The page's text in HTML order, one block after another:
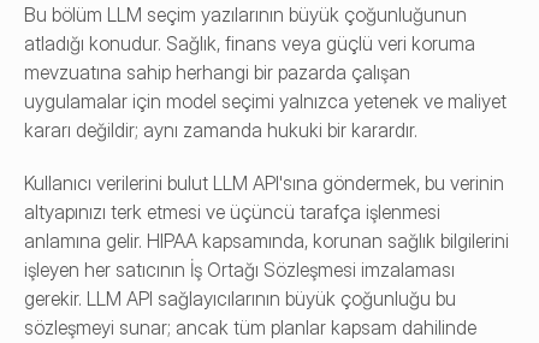
Bu bölüm LLM seçim yazılarının büyük çoğunluğunun
atladığı konudur. Sağlık, finans veya güçlü veri koruma
mevzuatına sahip herhangi bir pazarda çalışan
uygulamalar için model seçimi yalnızca yetenek ve maliyet
kararı değildir; aynı zamanda hukuki bir karardır.
Kullanıcı verilerini bulut LLM API'sına göndermek, bu verinin
altyapınızı terk etmesi ve üçüncü tarafça işlenmesi
anlamına gelir. HIPAA kapsamında, korunan sağlık bilgilerini
işleyen her satıcının İş Ortağı Sözleşmesi imzalaması
gerekir. LLM API sağlayıcılarının büyük çoğunluğu bu
sözleşmeyi sunar; ancak tüm planlar kapsam dahilinde